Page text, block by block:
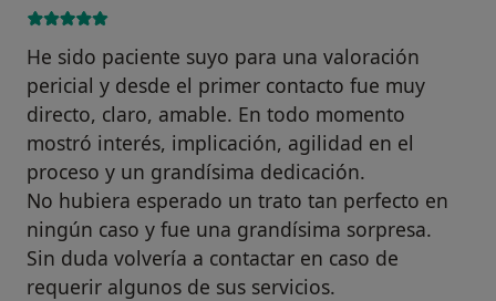
He sido paciente suyo para una valoración
pericial y desde el primer contacto fue muy
directo, claro, amable. En todo momento
mostró interés, implicación, agilidad en el
proceso y un grandísima dedicación.
No hubiera esperado un trato tan perfecto en
ningún caso y fue una grandísima sorpresa.
Sin duda volvería a contactar en caso de
requerir algunos de sus servicios.